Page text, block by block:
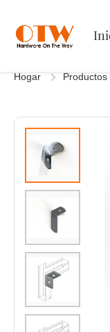
Hogar Productos